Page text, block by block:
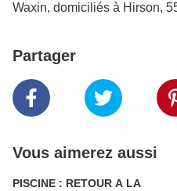
Waxin, domiciliés à Hirson,
Partager
Vous aimerez aussi
PISCINE : RETOUR A LA